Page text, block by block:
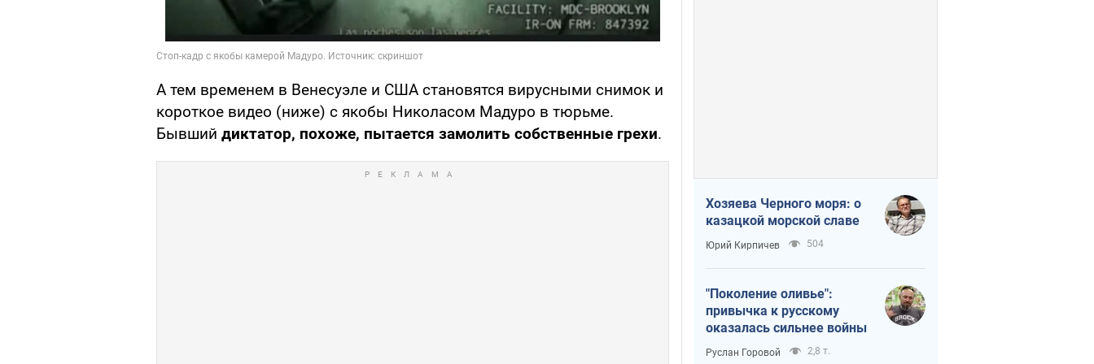
А тем временем в Венесуэле и США становятся вирусными снимок и
короткое видео (ниже) с якобы Николасом Мадуро в тюрьме.
Бывший диктатор, похоже, пытается замолить собственные грехи.
Хозяева Черного моря: о
казацкой морской славе
Юрий Кирпичев 504
"Поколение оливье":
привычка к русскому
оказалась сильнее войны
Руслан Горовой 2,8 т.